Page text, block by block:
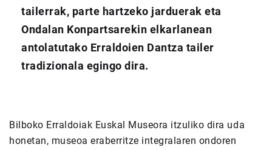
tailerrak, parte hartzeko jarduerak eta
Ondalan Konpartsarekin elkarlanean
antolatutako Erraldoien Dantza tailer
tradizionala egingo dira.
Bilboko Erraldoiak Euskal Museora itzuliko dira uda
honetan, museoa eraberritze integralaren ondoren